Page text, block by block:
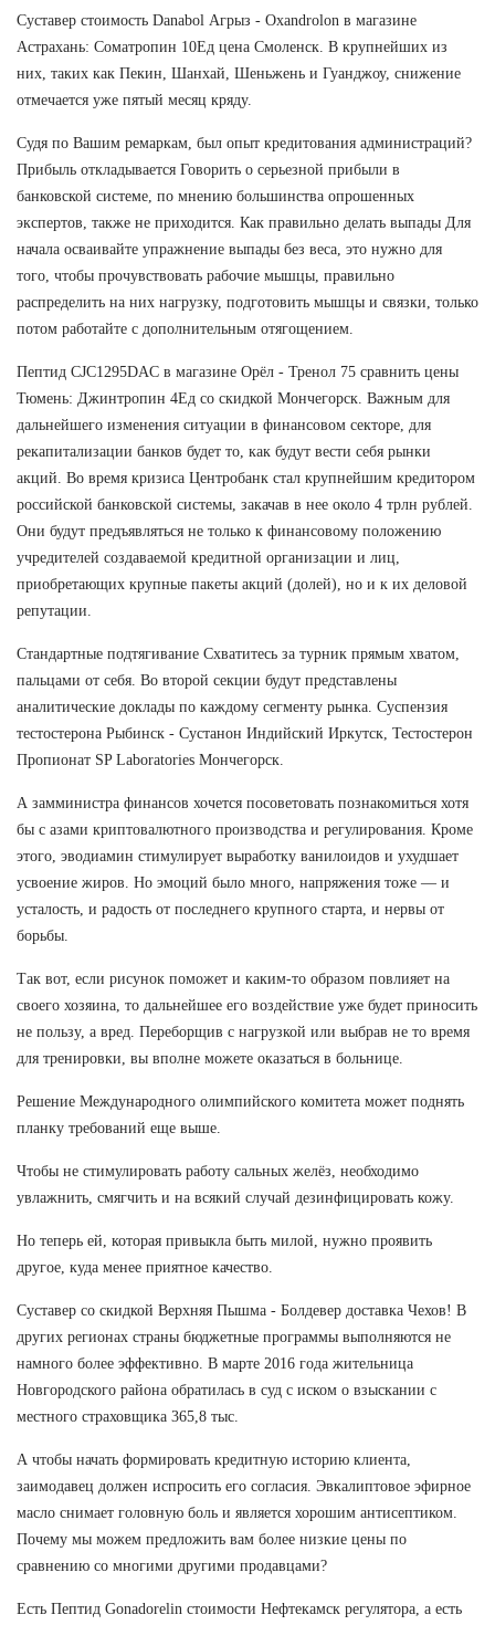
Суставер стоимость Danabol Агрыз - Oxandrolon в магазине
Астрахань: Cоматропин 10Ед цена Смоленск. В крупнейших из
них, таких как Пекин, Шанхай, Шеньжень и Гуанджоу, снижение
отмечается уже пятый месяц кряду.
Судя по Вашим ремаркам, был опыт кредитования администраций?
Прибыль откладывается Говорить о серьезной прибыли в
банковской системе, по мнению большинства опрошенных
экспертов, также не приходится. Как правильно делать выпады Для
начала осваивайте упражнение выпады без веса, это нужно для
того, чтобы прочувствовать рабочие мышцы, правильно
распределить на них нагрузку, подготовить мышцы и связки, только
потом работайте с дополнительным отягощением.
Пептид CJC1295DAC в магазине Орёл - Тренол 75 сравнить цены
Тюмень: Джинтропин 4Ед со скидкой Мончегорск. Важным для
дальнейшего изменения ситуации в финансовом секторе, для
рекапитализации банков будет то, как будут вести себя рынки
акций. Во время кризиса Центробанк стал крупнейшим кредитором
российской банковской системы, закачав в нее около 4 трлн рублей.
Они будут предъявляться не только к финансовому положению
учредителей создаваемой кредитной организации и лиц,
приобретающих крупные пакеты акций (долей), но и к их деловой
репутации.
Стандартные подтягивание Схватитесь за турник прямым хватом,
пальцами от себя. Во второй секции будут представлены
аналитические доклады по каждому сегменту рынка. Суспензия
тестостерона Рыбинск - Сустанон Индийский Иркутск, Тестостерон
Пропионат SP Laboratories Мончегорск.
А замминистра финансов хочется посоветовать познакомиться хотя
бы с азами криптовалютного производства и регулирования. Кроме
этого, эводиамин стимулирует выработку ванилоидов и ухудшает
усвоение жиров. Но эмоций было много, напряжения тоже — и
усталость, и радость от последнего крупного старта, и нервы от
борьбы.
Так вот, если рисунок поможет и каким-то образом повлияет на
своего хозяина, то дальнейшее его воздействие уже будет приносить
не пользу, а вред. Переборщив с нагрузкой или выбрав не то время
для тренировки, вы вполне можете оказаться в больнице.
Решение Международного олимпийского комитета может поднять
планку требований еще выше.
Чтобы не стимулировать работу сальных желёз, необходимо
увлажнить, смягчить и на всякий случай дезинфицировать кожу.
Но теперь ей, которая привыкла быть милой, нужно проявить
другое, куда менее приятное качество.
Суставер со скидкой Верхняя Пышма - Болдевер доставка Чехов! В
других регионах страны бюджетные программы выполняются не
намного более эффективно. В марте 2016 года жительница
Новгородского района обратилась в суд с иском о взыскании с
местного страховщика 365,8 тыс.
А чтобы начать формировать кредитную историю клиента,
заимодавец должен испросить его согласия. Эвкалиптовое эфирное
масло снимает головную боль и является хорошим антисептиком.
Почему мы можем предложить вам более низкие цены по
сравнению со многими другими продавцами?
Есть Пептид Gonadorelin стоимости Нефтекамск регулятора, а есть